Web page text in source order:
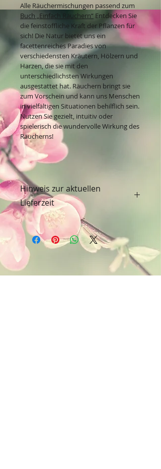
Alle Räuchermischungen passend zum
Buch „Einfach Räuchern“ Entdecken Sie
die feinstoffliche Kraft der Pflanzen für
sich! Die Natur bietet uns ein
facettenreiches Paradies von
verschiedensten Kräutern, Hölzern und
Harzen, die sie mit den
unterschiedlichsten Wirkungen
ausgestattet hat. Räuchern bringt sie
zum Vorschein und kann uns Menschen
in vielfältigen Situationen behilflich sein.
Nutzen Sie gezielt, intuitiv oder
spielerisch die wundervolle Wirkung des
Räucherns!
Hinweis zur aktuellen
Lieferzeit
Der Artikel ist nachbestellt und auf dem
Weg zu uns. Die aktuelle Lieferzeit
beträgt daher ca. 1 Woche. Ganz
herzlichen Dank für Deine Geduld!
Kontakt: